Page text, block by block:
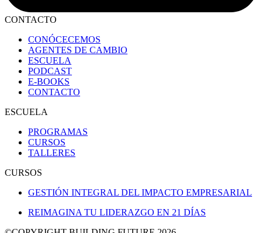
CONTACTO
CONÓCECEMOS
AGENTES DE CAMBIO
ESCUELA
PODCAST
E-BOOKS
CONTACTO
ESCUELA
PROGRAMAS
CURSOS
TALLERES
CURSOS
GESTIÓN INTEGRAL DEL IMPACTO EMPRESARIAL
REIMAGINA TU LIDERAZGO EN 21 DÍAS